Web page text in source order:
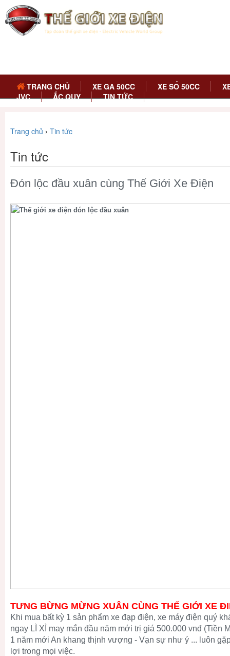
TRANG CHỦ XE GA 50CC XE SỐ 50CC
JVC
ẮC QUY TIN TỨC
Trang chủ › Tin tức
Tin tức
Đón lộc đầu xuân cùng Thế Giới Xe Điện
TƯNG BỪNG MỪNG XUÂN CÙNG THẾ GIỚI XE
Khi mua bất kỳ 1 sản phẩm xe đạp điện, xe máy điện quý
ngay LÌ XÌ may mắn đầu năm mới trị giá 500.000 vnđ (Tiền
1 năm mới An khang thịnh vượng - Vạn sự như ý ... luôn
lợi trong mọi việc.